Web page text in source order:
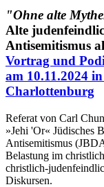
"Ohne alte
Alte
Antisemitismus
Vortrag und
am 10.11.2024
Charlottenburg
Referat von Carl
»Jehi 'Or« Jüdisches
Antisemitismus
Belastung im
christlich-
Diskursen.